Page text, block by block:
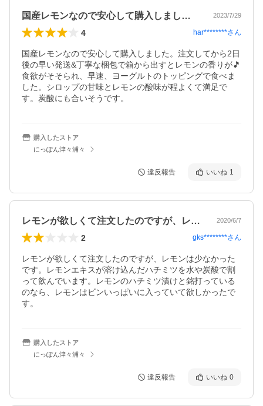
国産レモンなので安心して購入しました。… 2023/7/29
4 har********さん
国産レモンなので安心して購入しました。注文してから2日
後の早い発送&丁寧な梱包で箱から出すとレモンの香りが🎵
食欲がそそられ、早速、ヨーグルトのトッピングで食べま
した。シロップの甘味とレモンの酸味が程よくて満足で
す。炭酸にも合いそうです。
購入したストア
にっぽん津々浦々
違反報告 いいね 1
レモンが欲しくて注文したのですが、レモ… 2020/6/7
2 gks********さん
レモンが欲しくて注文したのですが、レモンは少なかった
です。レモンエキスが溶け込んだハチミツを水や炭酸で割
って飲んでいます。レモンのハチミツ漬けと銘打っている
のなら、レモンはビンいっぱいに入っていて欲しかったで
す。
購入したストア
にっぽん津々浦々
違反報告 いいね 0